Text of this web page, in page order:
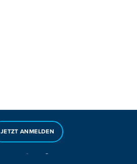
JETZT ANMELDEN